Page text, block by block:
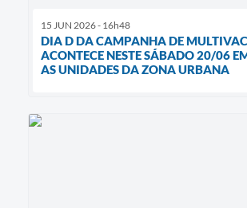
15 JUN 2026 - 16h48
DIA D DA CAMPANHA DE
ACONTECE NESTE SÁBADO 20/06
AS UNIDADES DA ZONA URBANA